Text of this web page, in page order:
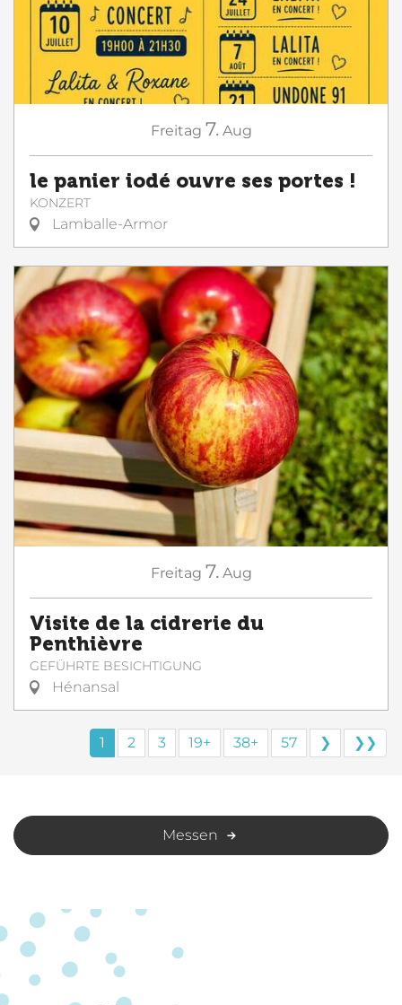
Freitag 7. Aug
le panier iodé ouvre ses portes !
KONZERT
Lamballe-Armor
Freitag 7. Aug
Visite de la cidrerie du
Penthièvre
GEFÜHRTE BESICHTIGUNG
Hénansal
1 2 3 19+ 38+ 57 ❯ ❯❯
Messen